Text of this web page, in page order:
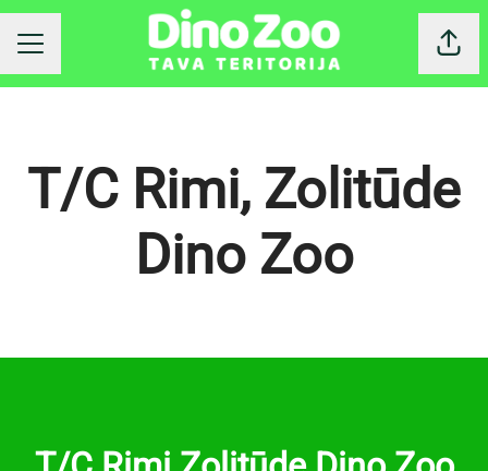
KARJERAS IZVĒLNE
T/C Rimi, Zolitūde
Dino Zoo